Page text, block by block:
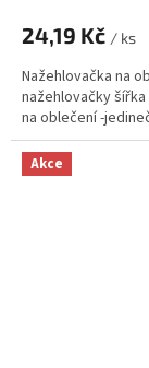
24,19 Kč / ks
Nažehlovačka na
nažehlovačky
na oblečení -
Akce